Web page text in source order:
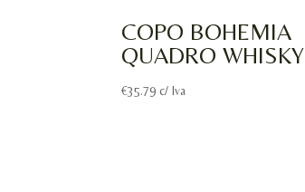
COPO BOHEMIA
QUADRO WHISKY
€35.79 c/ Iva